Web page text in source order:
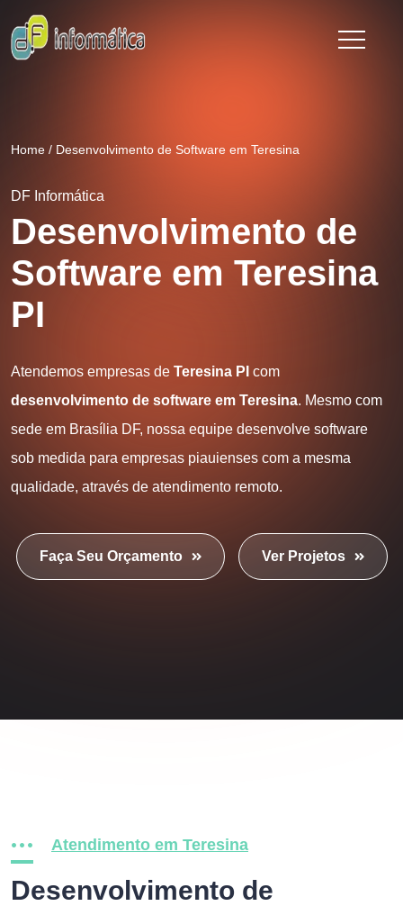
Home / Desenvolvimento de Software em Teresina
DF Informática
Desenvolvimento de
Software em Teresina
PI
Atendemos empresas de Teresina PI com
desenvolvimento de software em Teresina. Mesmo com
sede em Brasília DF, nossa equipe desenvolve software
sob medida para empresas piauienses com a mesma
qualidade, através de atendimento remoto.
Faça Seu Orçamento Ver Projetos
Atendimento em Teresina
Desenvolvimento de